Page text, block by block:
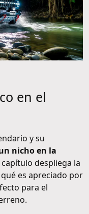
en el
y su
nicho en la
capítulo despliega la
es apreciado por
para el